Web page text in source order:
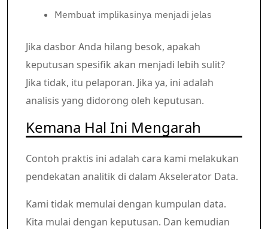
Membuat implikasinya menjadi jelas
Jika dasbor Anda hilang besok, apakah
keputusan spesifik akan menjadi lebih sulit?
Jika tidak, itu pelaporan. Jika ya, ini adalah
analisis yang didorong oleh keputusan.
Kemana Hal Ini Mengarah
Contoh praktis ini adalah cara kami melakukan
pendekatan analitik di dalam Akselerator Data.
Kami tidak memulai dengan kumpulan data.
Kita mulai dengan keputusan. Dan kemudian